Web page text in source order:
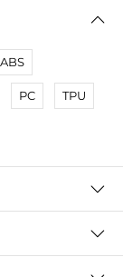
ABS
PC TPU